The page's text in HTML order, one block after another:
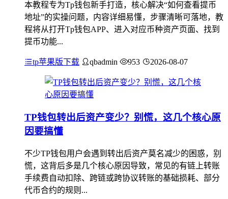
本教程专为Tp钱包新手打造，核心解决“如何查看提币
地址”的实操问题，内容详细易懂，步骤清晰可落地，教
程将从打开Tp钱包APP、进入对应币种资产页面、找到
提币功能...
tp苹果版下载 qbadmin 953 2026-08-07
TP钱包转出后资产变少？别慌，这几个核心原
因要搞懂
不少TP钱包用户会遇到转出后资产莫名减少的困惑，别
慌，这背后多是几个核心原因导致，常见的有链上转账
手续费自动扣除、跨链或跨协议转账的基础损耗、部分
代币合约的规则...